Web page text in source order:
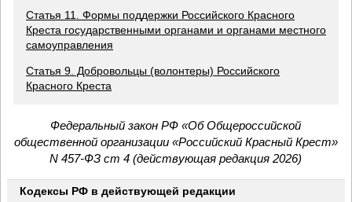
Статья 11. Формы поддержки Российского Красного
Креста государственными органами и органами местного
самоуправления
Статья 9. Добровольцы (волонтеры) Российского
Красного Креста
Федеральный закон РФ «Об Общероссийской
общественной организации «Российский Красный Крест»
N 457-ФЗ ст 4 (действующая редакция 2026)
Кодексы РФ в действующей редакции